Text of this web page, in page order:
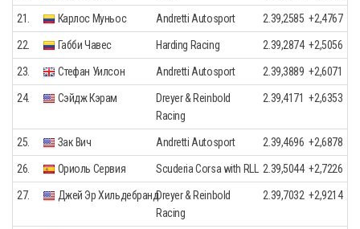
21. Карлос Муньос Andretti Autosport 2.39,2585 +2,4767
22. Габби Чавес Harding Racing 2.39,2874 +2,5056
23. Стефан Уилсон Andretti Autosport 2.39,3889 +2,6071
24. Сэйдж Кэрам
Dreyer & Reinbold
Racing
2.39,4171 +2,6353
25. Зак Вич Andretti Autosport 2.39,4696 +2,6878
26. Ориоль Сервия Scuderia Corsa with RLL 2.39,5044 +2,7226
27. Джей Эр ХильдебрандDreyer & Reinbold
Racing
2.39,7032 +2,9214